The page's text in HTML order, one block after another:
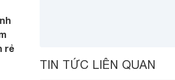
rẻ
TIN TỨC LIÊN QUAN